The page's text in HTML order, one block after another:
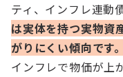
ティ、インフレ連動
は実体を持つ実物資
がりにくい傾向です。
インフレで物価が上